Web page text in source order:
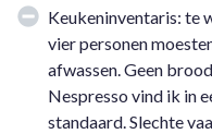
Keukeninventaris: te
vier personen
afwassen. Geen
Nespresso vind ik in
standaard. Slechte